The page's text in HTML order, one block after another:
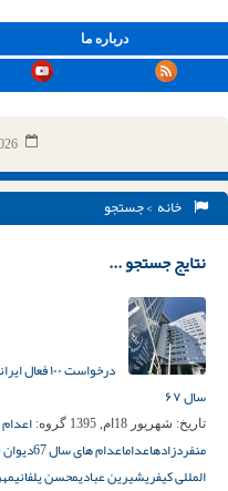
درباره ما
خانه > جستجو
نتایج جستجو ...
درخواست
سال ۶۷
تاریخ: شهریور 18ام, 1395 گروه: اعدام
منفردزادهاعداماعدام های سال 67 دیوان
المللی کیفریشیرین عبادیمحسن یلفانی